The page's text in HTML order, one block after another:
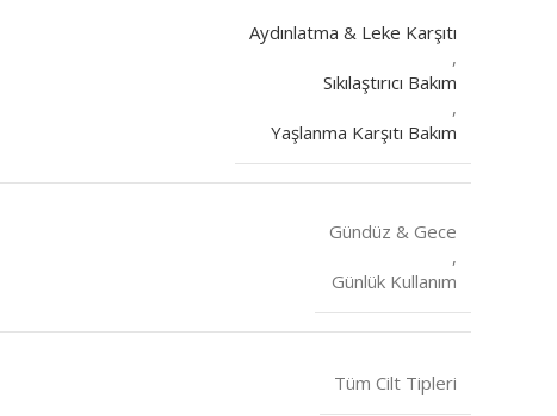
Aydınlatma & Leke Karşıtı
,
Sıkılaştırıcı Bakım
,
Yaşlanma Karşıtı Bakım
Gündüz & Gece
,
Günlük Kullanım
Tüm Cilt Tipleri